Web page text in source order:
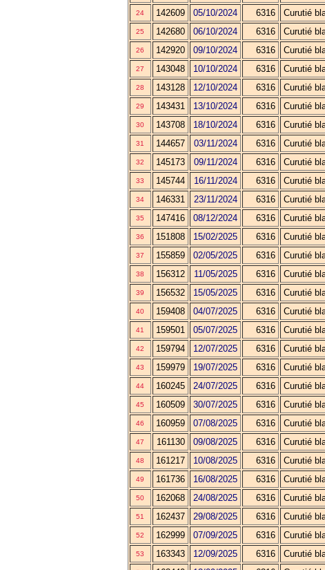
24 142609 05/10/2024 6316 Curutié
25 142680 06/10/2024 6316 Curutié
26 142920 09/10/2024 6316 Curutié
27 143048 10/10/2024 6316 Curutié
28 143128 12/10/2024 6316 Curutié
29 143431 13/10/2024 6316 Curutié
30 143708 18/10/2024 6316 Curutié
31 144657 03/11/2024 6316 Curutié
32 145173 09/11/2024 6316 Curutié
33 145744 16/11/2024 6316 Curutié
34 146331 23/11/2024 6316 Curutié
35 147416 08/12/2024 6316 Curutié
36 151808 15/02/2025 6316 Curutié
37 155859 02/05/2025 6316 Curutié
38 156312 11/05/2025 6316 Curutié
39 156532 15/05/2025 6316 Curutié
40 159408 04/07/2025 6316 Curutié
41 159501 05/07/2025 6316 Curutié
42 159794 12/07/2025 6316 Curutié
43 159979 19/07/2025 6316 Curutié
44 160245 24/07/2025 6316 Curutié
45 160509 30/07/2025 6316 Curutié
46 160959 07/08/2025 6316 Curutié
47 161130 09/08/2025 6316 Curutié
48 161217 10/08/2025 6316 Curutié
49 161736 16/08/2025 6316 Curutié
50 162068 24/08/2025 6316 Curutié
51 162437 29/08/2025 6316 Curutié
52 162999 07/09/2025 6316 Curutié
53 163343 12/09/2025 6316 Curutié